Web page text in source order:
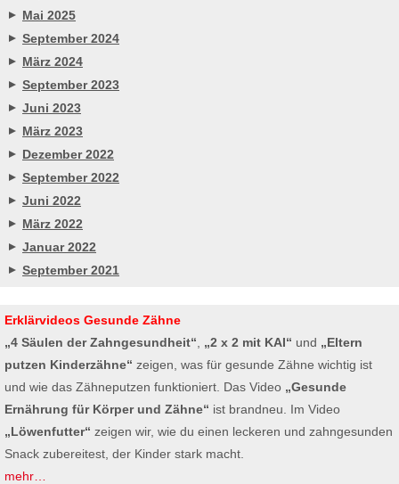
Mai 2025
September 2024
März 2024
September 2023
Juni 2023
März 2023
Dezember 2022
September 2022
Juni 2022
März 2022
Januar 2022
September 2021
Erklärvideos Gesunde Zähne
„4 Säulen der Zahngesundheit“
„2 x 2 mit KAI“ und „Eltern
putzen Kinderzähne“ zeigen, was für gesunde Zähne wichtig ist
und wie das Zähneputzen funktioniert. Das Video „Gesunde
Ernährung für Körper und Zähne“ ist brandneu. Im Video
„Löwenfutter“ zeigen wir, wie du einen leckeren und zahngesunden
Snack zubereitest, der Kinder stark macht.
mehr…